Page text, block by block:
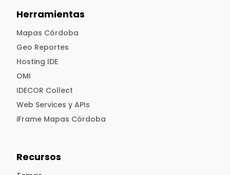
Herramientas
Mapas Córdoba
Geo Reportes
Hosting IDE
OMI
IDECOR Collect
Web Services y APIs
iFrame Mapas Córdoba
Recursos